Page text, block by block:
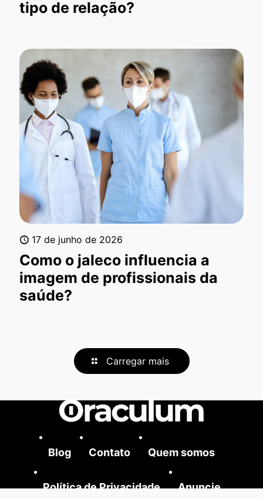
tipo de relação?
17 de junho de 2026
Como o jaleco influencia a
imagem de profissionais da
saúde?
Carregar mais
Blog Contato Quem somos
Política de Privacidade Anuncie